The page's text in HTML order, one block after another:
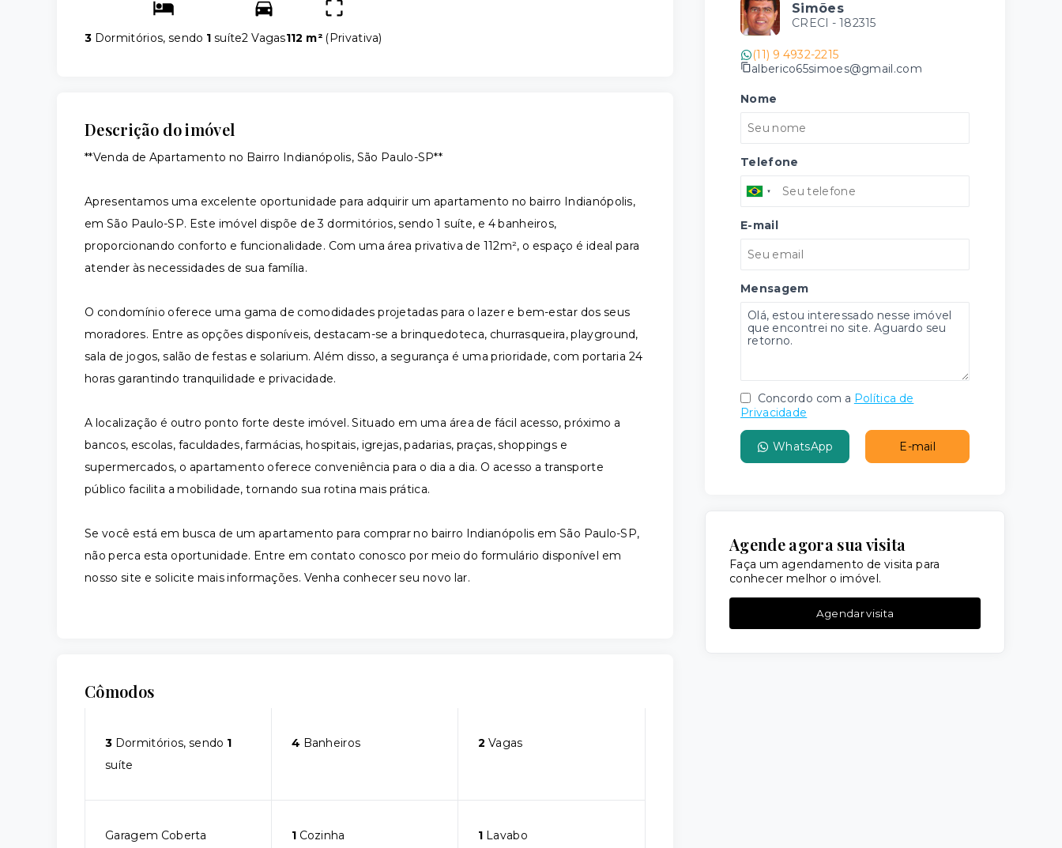
3 Dormitórios, sendo 1 suíte2 Vagas112 m² (Privativa)
Descrição do imóvel
**Venda de Apartamento no Bairro Indianópolis, São Paulo-SP**
Apresentamos uma excelente oportunidade para adquirir um apartamento no bairro Indianópolis,
em São Paulo-SP. Este imóvel dispõe de 3 dormitórios, sendo 1 suíte, e 4 banheiros,
proporcionando conforto e funcionalidade. Com uma área privativa de 112m², o espaço é ideal para
atender às necessidades de sua família.
O condomínio oferece uma gama de comodidades projetadas para o lazer e bem-estar dos seus
moradores. Entre as opções disponíveis, destacam-se a brinquedoteca, churrasqueira, playground,
sala de jogos, salão de festas e solarium. Além disso, a segurança é uma prioridade, com portaria 24
horas garantindo tranquilidade e privacidade.
A localização é outro ponto forte deste imóvel. Situado em uma área de fácil acesso, próximo a
bancos, escolas, faculdades, farmácias, hospitais, igrejas, padarias, praças, shoppings e
supermercados, o apartamento oferece conveniência para o dia a dia. O acesso a transporte
público facilita a mobilidade, tornando sua rotina mais prática.
Se você está em busca de um apartamento para comprar no bairro Indianópolis em São Paulo-SP,
não perca esta oportunidade. Entre em contato conosco por meio do formulário disponível em
nosso site e solicite mais informações. Venha conhecer seu novo lar.
Cômodos
3 Dormitórios, sendo 1
suíte
4 Banheiros 2 Vagas
Garagem Coberta 1Cozinha 1 Lavabo
Simões
CRECI - 182315
(11) 9 4932-2215
alberico65simoes@gmail.com
Nome
Telefone
E-mail
Mensagem
Concordo com a Política de
Privacidade
WhatsApp E-mail
Agende agora sua visita
Faça um agendamento de visita para
conhecer melhor o imóvel.
Agendar visita